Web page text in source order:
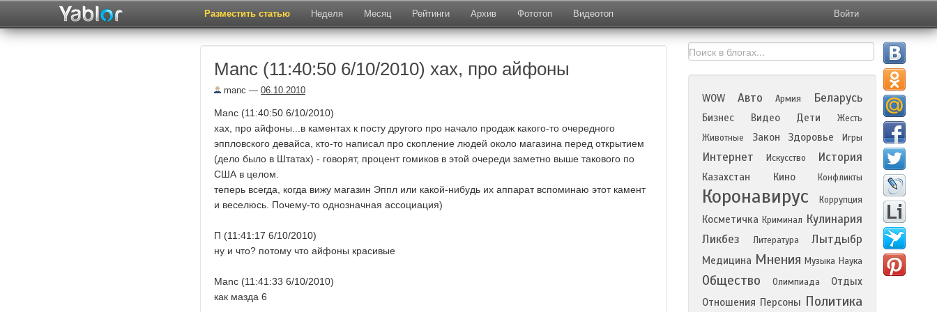
Разместить статью Неделя Месяц Рейтинги Архив Фототоп Видеотоп Войти
Manc (11:40:50 6/10/2010) хах, про айфоны
manc — 06.10.2010
Manc (11:40:50 6/10/2010)
хах, про айфоны...в каментах к посту другого про начало продаж какого-то очередного
эппловского девайса, кто-то написал про скопление людей около магазина перед открытием
(дело было в Штатах) - говорят, процент гомиков в этой очереди заметно выше такового по
США в целом.
теперь всегда, когда вижу магазин Эппл или какой-нибудь их аппарат вспоминаю этот камент
и веселюсь. Почему-то однозначная ассоциация)
П (11:41:17 6/10/2010)
ну и что? потому что айфоны красивые
Manc (11:41:33 6/10/2010)
как мазда 6
WOW Авто Армия Беларусь
Бизнес Видео Дети
Жесть
Животные
Закон Здоровье Игры
Интернет Искусство История
Казахстан Кино Конфликты
Коронавирус Коррупция
Косметичка Криминал Кулинария
Ликбез
Литература Лытдыбр
Медицина Мнения Музыка Наука
Общество Олимпиада
Отдых
Отношения Персоны Политика